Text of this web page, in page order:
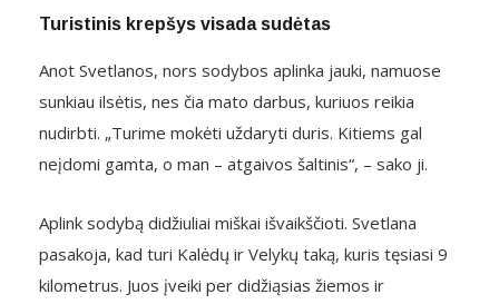
Turistinis krepšys visada sudėtas
Anot Svetlanos, nors sodybos aplinka jauki, namuose
sunkiau ilsėtis, nes čia mato darbus, kuriuos reikia
nudirbti. „Turime mokėti uždaryti duris. Kitiems gal
neįdomi gamta, o man – atgaivos šaltinis“, – sako ji.
Aplink sodybą didžiuliai miškai išvaikščioti. Svetlana
pasakoja, kad turi Kalėdų ir Velykų taką, kuris tęsiasi 9
kilometrus. Juos įveiki per didžiąsias žiemos ir